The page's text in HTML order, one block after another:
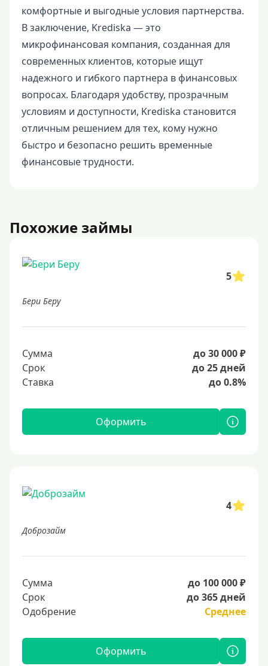
комфортные и выгодные условия партнерства.
В заключение, Krediska — это
микрофинансовая компания, созданная для
современных клиентов, которые ищут
надежного и гибкого партнера в финансовых
вопросах. Благодаря удобству, прозрачным
условиям и доступности, Krediska становится
отличным решением для тех, кому нужно
быстро и безопасно решить временные
финансовые трудности.
Похожие займы
5
Бери Беру
Сумма
до 30 000 ₽
Срок
до 25 дней
Ставка
до 0.8%
Оформить
4
Доброзайм
Сумма
до 100 000 ₽
Срок
до 365 дней
Одобрение
Среднее
Оформить